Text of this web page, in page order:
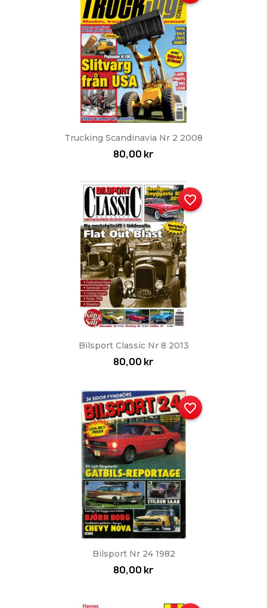
Trucking Scandinavia Nr 2 2008
80,00 kr
Bilsport Classic Nr 8 2013
80,00 kr
favorite_border
Bilsport Nr 24 1982
80,00 kr
favorite_border